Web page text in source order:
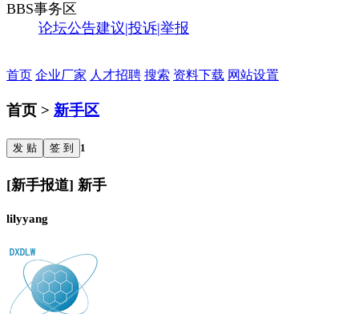
BBS事务区
论坛公告建议|投诉|举报
首页 企业厂家 人才招聘 搜索 资料下载 网站设置
首页 > 新手区
发 贴 签 到 1
[新手报道] 新手
lilyyang